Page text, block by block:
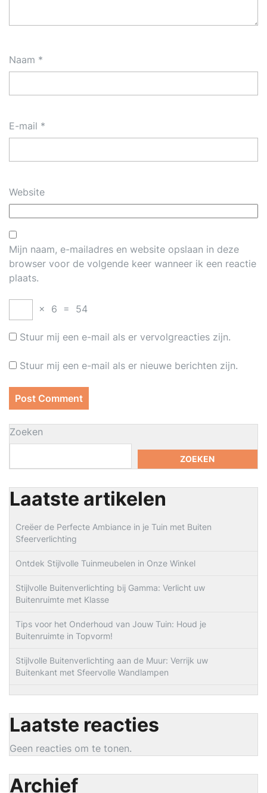
Naam *
E-mail *
Website
Mijn naam, e-mailadres en website opslaan in deze
browser voor de volgende keer wanneer ik een reactie
plaats.
× 6 = 54
Stuur mij een e-mail als er vervolgreacties zijn.
Stuur mij een e-mail als er nieuwe berichten zijn.
Zoeken
ZOEKEN
Laatste artikelen
Creëer de Perfecte Ambiance in je Tuin met Buiten
Sfeerverlichting
Ontdek Stijlvolle Tuinmeubelen in Onze Winkel
Stijlvolle Buitenverlichting bij Gamma: Verlicht uw
Buitenruimte met Klasse
Tips voor het Onderhoud van Jouw Tuin: Houd je
Buitenruimte in Topvorm!
Stijlvolle Buitenverlichting aan de Muur: Verrijk uw
Buitenkant met Sfeervolle Wandlampen
Laatste reacties
Geen reacties om te tonen.
Archief